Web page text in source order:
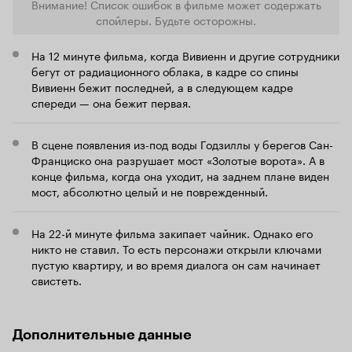
вступительные титры. Почти также хорошо как
О 'Годзилле':• ГНУС – гигантское
гнуса найдется свой годзилла. • Атомные
бомбы оказывается любят не только физики-
ядерщики и военные. • Факт 1: стекло витрины
обычного магазина выдерживает цунами. •
Годзиллы любят притворяться мертвыми. • Факт
большом городе = Слон в посудной лавке. •
Американские солдаты свято верят, что из
винтовки М-16 можно убить кого угодно
включая Годзиллу. Из пулемета – тем более. •
и под дождем - легко. Поэтому можно смело
выбрасывать флешки и винчестеры, и
запасаться данным девайсом. • Годзилла
оказывается добрый и милый. Кто бы мог
места пребывания Годзиллы – Невада,
позволяя в
он не идет
костными
Уайт в
сыном. У
Внимание! Список ошибок в фильме может содержать
спойлеры. Будьте осторожны.
На 12 минуте фильма, когда Вивиенн и другие сотрудники
бегут от радиационного облака, в кадре со спины
Вивиенн бежит последней, а в следующем кадре
спереди — она бежит первая.
В сцене появления из-под воды Годзиллы у берегов Сан-
Франциско она разрушает мост «Золотые ворота». А в
конце фильма, когда она уходит, на заднем плане виден
мост, абсолютно целый и не поврежденный.
На 22-й минуте фильма закипает чайник. Однако его
никто не ставил. То есть персонажи открыли ключами
пустую квартиру, и во время диалога он сам начинает
свистеть.
Дополнительные данные